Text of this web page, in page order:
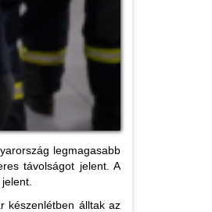
legmagasabb
távolságot jelent. A
készenlétben álltak az